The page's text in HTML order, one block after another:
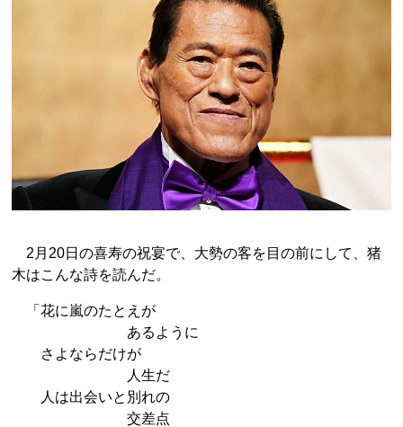
2月20日の喜寿の祝宴で、大勢の客を目の前にして、猪
木はこんな詩を読んだ。
「花に嵐のたとえが
あるように
さよならだけが
人生だ
人は出会いと別れの
交差点